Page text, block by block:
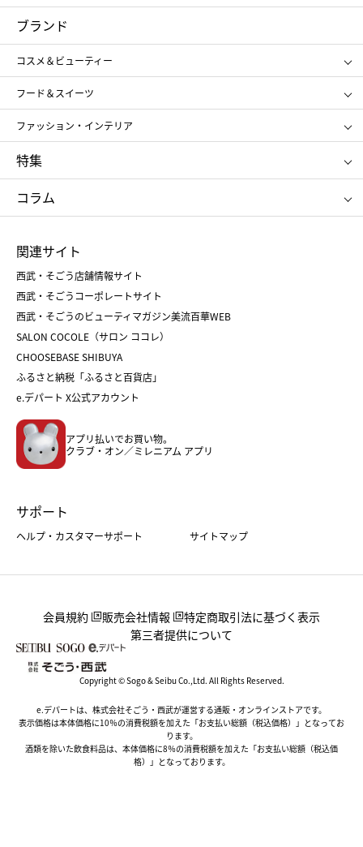
コスメ＆ビューティー
ギフト
レディース
メンズ
スポーツ・アウトドア
お中元
お歳暮
ブランド
コスメ＆ビューティー
SHISEIDO
ポール&ジョー ボーテ
ジルスチュアート
NARS
RMK
クリニーク
SK-Ⅱ
フード＆スイーツ
アンリ・シャルパンティエ
ゴディバ
新宿高野
たねや
ねんりん家
ファッション・インテリア
ポロ ラルフ ローレン
タケオ キクチ
ママ＆キッズ
シュタイフ
特集
お中元
ひな人形
五月人形
父の日
クリスマスケーキ
ホワイトデー
コラム
菓子折り
和菓子
人気のギフト
バレンタイン
ホワイトデー
おせち
フード
ホーム・キッチン＆アート
関連サイト
西武・そごう店舗情報サイト
西武・そごうコーポレートサイト
西武・そごうのビューティマガジン美流百華WEB
SALON COCOLE（サロン ココレ）
CHOOSEBASE SHIBUYA
ふるさと納税「ふるさと百貨店」
e.デパート X公式アカウント
アプリ払いでお買い物。
クラブ・オン／ミレニアム アプリ
サポート
ヘルプ・カスタマーサポート サイトマップ
会員規約 販売会社情報
特定商取引法に基づく表示
第三者提供について
Copyright © Sogo & Seibu Co.,Ltd. All Rights Reserved.
e.デパートは、株式会社そごう・西武が運営する通販・オンラインストアです。
表示価格は本体価格に10％の消費税額を加えた「お支払い総額（税込価格）」となってお
ります。
酒類を除いた飲食料品は、本体価格に8％の消費税額を加えた「お支払い総額（税込価
格）」となっております。